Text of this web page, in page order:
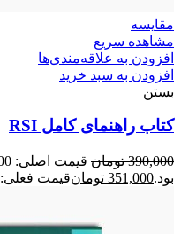
مقایسه
مشاهده سریع
افزودن به علاقه‌مندی‌ها
افزودن به سبد خرید
بستن
کتاب راهنمای کامل RSI
390,000 تومان
بود.351,000 تومانقیمت فعلی: 351,000 تومان.